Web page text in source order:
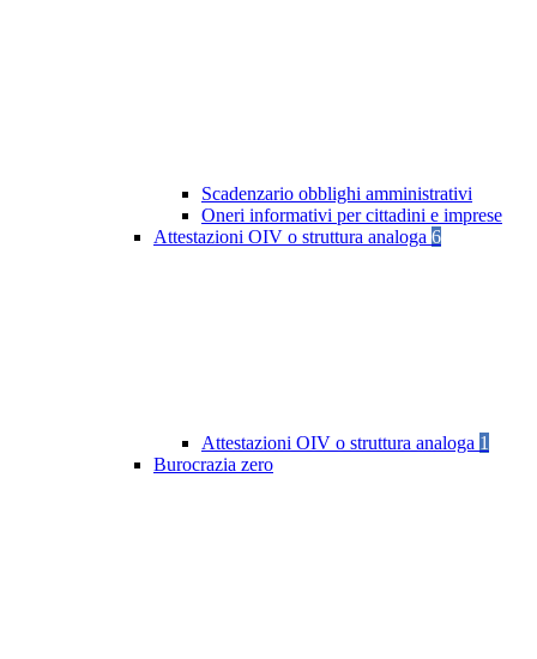
Scadenzario obblighi amministrativi
Oneri informativi per cittadini e imprese
Attestazioni OIV o struttura analoga 6
Attestazioni OIV o struttura analoga 1
Burocrazia zero